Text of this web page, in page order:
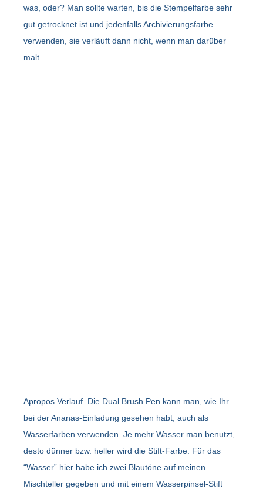
was, oder? Man sollte warten, bis die Stempelfarbe sehr
gut getrocknet ist und jedenfalls Archivierungsfarbe
verwenden, sie verläuft dann nicht, wenn man darüber
malt.
Apropos Verlauf. Die Dual Brush Pen kann man, wie Ihr
bei der Ananas-Einladung gesehen habt, auch als
Wasserfarben verwenden. Je mehr Wasser man benutzt,
desto dünner bzw. heller wird die Stift-Farbe. Für das
“Wasser” hier habe ich zwei Blautöne auf meinen
Mischteller gegeben und mit einem Wasserpinsel-Stift